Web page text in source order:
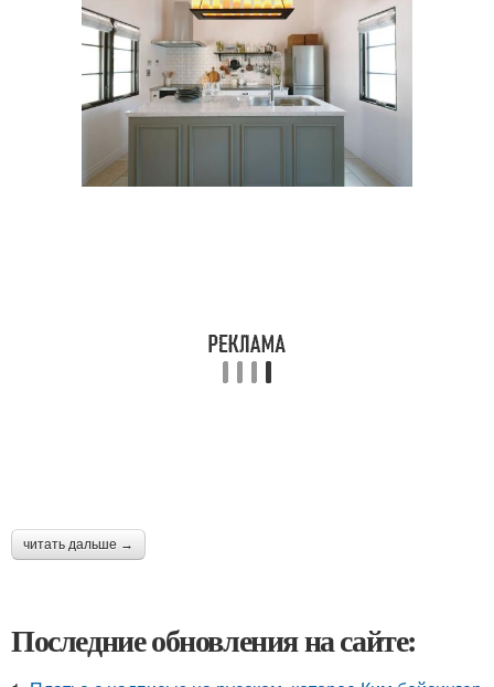
читать дальше →
Последние обновления на сайте: